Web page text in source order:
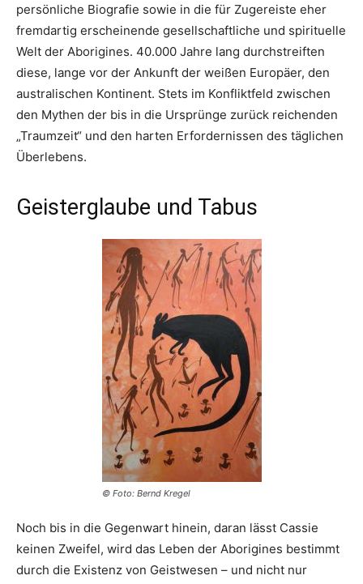
persönliche Biografie sowie in die für Zugereiste eher
fremdartig erscheinende gesellschaftliche und spirituelle
Welt der Aborigines. 40.000 Jahre lang durchstreiften
diese, lange vor der Ankunft der weißen Europäer, den
australischen Kontinent. Stets im Konfliktfeld zwischen
den Mythen der bis in die Ursprünge zurück reichenden
„Traumzeit“ und den harten Erfordernissen des täglichen
Überlebens.
Geisterglaube und Tabus
© Foto: Bernd Kregel
Noch bis in die Gegenwart hinein, daran lässt Cassie
keinen Zweifel, wird das Leben der Aborigines bestimmt
durch die Existenz von Geistwesen – und nicht nur